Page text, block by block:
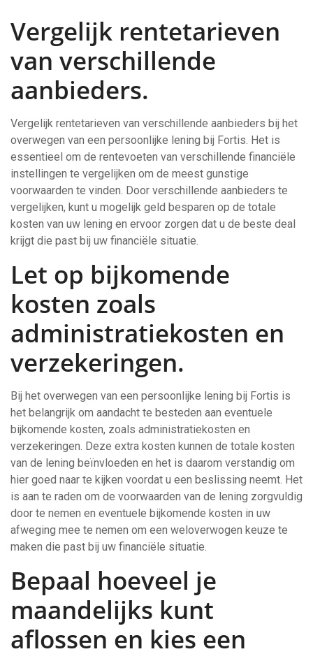
Vergelijk rentetarieven
van verschillende
aanbieders.
Vergelijk rentetarieven van verschillende aanbieders bij het
overwegen van een persoonlijke lening bij Fortis. Het is
essentieel om de rentevoeten van verschillende financiële
instellingen te vergelijken om de meest gunstige
voorwaarden te vinden. Door verschillende aanbieders te
vergelijken, kunt u mogelijk geld besparen op de totale
kosten van uw lening en ervoor zorgen dat u de beste deal
krijgt die past bij uw financiële situatie.
Let op bijkomende
kosten zoals
administratiekosten en
verzekeringen.
Bij het overwegen van een persoonlijke lening bij Fortis is
het belangrijk om aandacht te besteden aan eventuele
bijkomende kosten, zoals administratiekosten en
verzekeringen. Deze extra kosten kunnen de totale kosten
van de lening beïnvloeden en het is daarom verstandig om
hier goed naar te kijken voordat u een beslissing neemt. Het
is aan te raden om de voorwaarden van de lening zorgvuldig
door te nemen en eventuele bijkomende kosten in uw
afweging mee te nemen om een weloverwogen keuze te
maken die past bij uw financiële situatie.
Bepaal hoeveel je
maandelijks kunt
aflossen en kies een